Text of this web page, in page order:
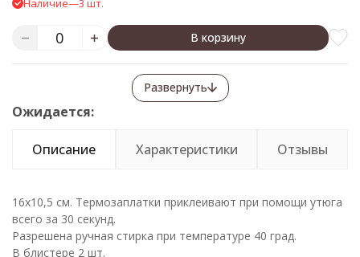
Наличие—3 шт.
В корзину
Развернуть
Ожидается:
Описание Характеристики Отзывы
16х10,5 см. Термозаплатки приклеивают при помощи утюга
всего за 30 секунд.
Разрешена ручная стирка при температуре 40 град.
В блистере 2 шт.